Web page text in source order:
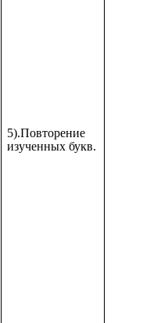
5).Повторение
изученных букв.